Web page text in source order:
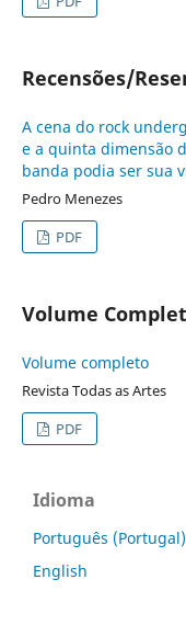
Recensões/
A cena do rock
e a quinta dimensão
banda podia ser sua
Pedro Menezes
PDF
Volume
Volume completo
Revista Todas as Artes
PDF
Idioma
Português (Portugal)
English